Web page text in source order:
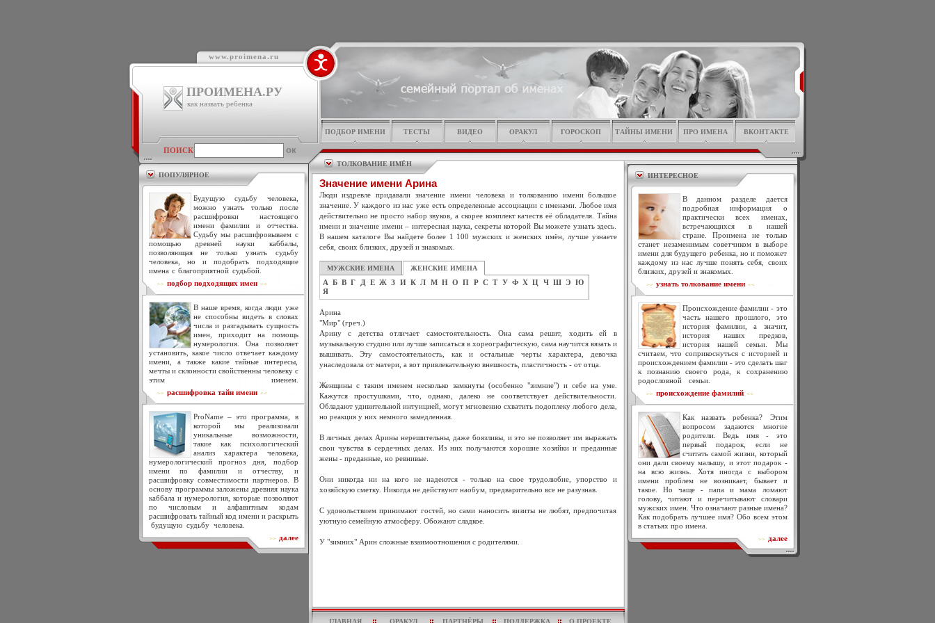
www.proimena.ru
ПРОИМЕНА.РУ
как назвать ребенка
ПОИСК
ПОПУЛЯРНОЕ
Будущую судьбу человека,
можно узнать только после
расшифровки настоящего
имени фамилии и отчества.
Судьбу мы расшифровываем с
помощью древней науки каббалы,
позволяющая не только узнать судьбу
человека, но и подобрать подходящие
имена с благоприятной судьбой.
>> подбор подходящих имен<<
В наше время, когда люди уже
не способны видеть в словах
числа и разгадывать сущность
имен, приходит на помощь
нумерология. Она позволяет
установить, какое число отвечает каждому
имени, а также какие тайные интересы,
мечты и склонности свойственны человеку с
этим именем.
>> расшифровка тайн имени<<
ProName – это программа, в
которой мы реализовали
уникальные возможности,
такие как психологический
анализ характера человека,
нумерологический прогноз дня, подбор
имени по фамилии и отчеству, и
расшифровку совместимости партнеров. В
основу программы заложены древняя наука
каббала и нумерология, которые позволяют
по числовым и алфавитным кодам
расшифровать тайный код имени и раскрыть
будущую судьбу человека.
>> далее
ПОДБОР ИМЕНИ ТЕСТЫ ВИДЕО ОРАКУЛ ГОРОСКОП ТАЙНЫ ИМЕНИ ПРО ИМЕНА ВКОНТАКТЕ
ТОЛКОВАНИЕ ИМЁН
Значение имени Арина
Люди издревле придавали значение имени человека и толкованию имени большое
значение. У каждого из нас уже есть определенные ассоциации с именами. Любое имя
действительно не просто набор звуков, а скорее комплект качеств её обладателя. Тайна
имени и значение имени – интересная наука, секреты которой Вы можете узнать здесь.
В нашем каталоге Вы найдете более 1 100 мужских и женских имён, лучше узнаете
себя, своих близких, друзей и знакомых.
МУЖСКИЕ ИМЕНА ЖЕНСКИЕ ИМЕНА
А Б В Г Д Е Ж З И К Л М Н О П Р С Т У Ф Х Ц Ч Ш Э Ю
Я
Арина
"Мир" (греч.)
Арину с детства отличает самостоятельность. Она сама решит, ходить ей в
музыкальную студию или лучше записаться в хореографическую, сама научится вязать и
вышивать. Эту самостоятельность, как и остальные черты характеpa, девочка
унаследовала от матери, а вот привлекательную внешность, пластичность - от отца.
Женщины с таким именем несколько замкнуты (особенно "зимние") и себе на уме.
Кажутся простушками, что, однако, далеко не соответствует действительности.
Обладают удивительной интуицией, могут мгновенно схватить подоплеку любого дела,
но реакция у них немного замедленная.
В личных делах Арины нерешительны, даже боязливы, и это не позволяет им выражать
свои чувства в сердечных делах. Из них получаются хорошие хозяйки и преданные
жены - преданные, но ревнивые.
Они никогда ни на кого не надеются - только на свое трудолюбие, упорство и
хозяйскую сметку. Никогда не действуют наобум, предварительно все не разузнав.
С удовольствием принимают гостей, но сами наносить визиты не любят, предпочитая
уютную семейную атмосферу. Обожают сладкое.
У "зимних" Арин сложные взаимоотношения с родителями.
ГЛАВНАЯ ОРАКУЛ ПАРТНЁРЫ ПОДДЕРЖКА О ПРОЕКТЕ
ИНТЕРЕСНОЕ
В данном разделе дается
подробная информация о
практически всех именах,
встречающихся в нашей
стране. Проимена не только
станет незаменимым советчиком в выборе
имени для будущего ребенка, но и поможет
каждому из нас лучше понять себя, своих
близких, друзей и знакомых.
>> узнать толкование имени<<
Происхождение фамилии - это
часть нашего прошлого, это
история фамилии, а значит,
история наших предков,
история нашей семьи. Мы
считаем, что соприкоснуться с историей и
происхождением фамилии - это сделать шаг
к познанию своего рода, к сохранению
родословной семьи.
>> происхождение фамилий<<
Как назвать ребенка? Этим
вопросом задаются многие
родители. Ведь имя - это
первый подарок, если не
считать самой жизни, который
они дали своему малышу, и этот подарок -
на всю жизнь. Хотя иногда с выбором
имени проблем не возникает, бывает и
такое. Но чаще - папа и мама ломают
голову, читают и перечитывают словари
мужских имен. Что означают разные имена?
Как подобрать лучшее имя? Обо всем этом
в статьях про имена.
>> далее